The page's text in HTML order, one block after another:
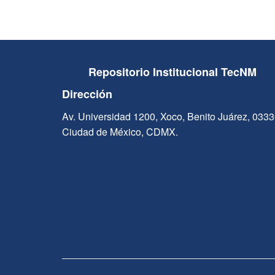
Repositorio Institucional TecNM
Dirección
Av. Universidad 1200, Xoco, Benito Juárez,
Ciudad de México, CDMX.